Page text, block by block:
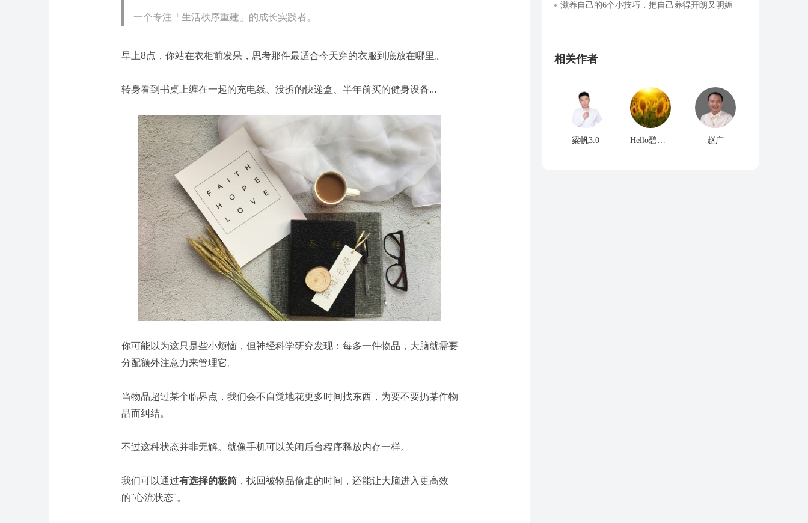
一个专注「生活秩序重建」的成长实践者。
早上8点，你站在衣柜前发呆，思考那件最适合今天穿的衣服到底放在哪里。
转身看到书桌上缠在一起的充电线、没拆的快递盒、半年前买的健身设备...
你可能以为这只是些小烦恼，但神经科学研究发现： 每多一件物品， 大脑就需要
分配额外注意力来管理它。
当物品超过某个临界点，我们会不自觉地花更多时间找东西，为要不要扔某件物
品而纠结。
不过这种状态并非无解。 就像手机可以关闭 后台程序释放内存一样。
我们可以通过有选择的极简 ，找回被物品偷走的时间，还能让大脑进入更高效
的"心流状态"。
滋养自己的6个小技巧，把自己养得开朗又明媚
相关作者
梁帆3.0 Hello碧海蓝天 赵广